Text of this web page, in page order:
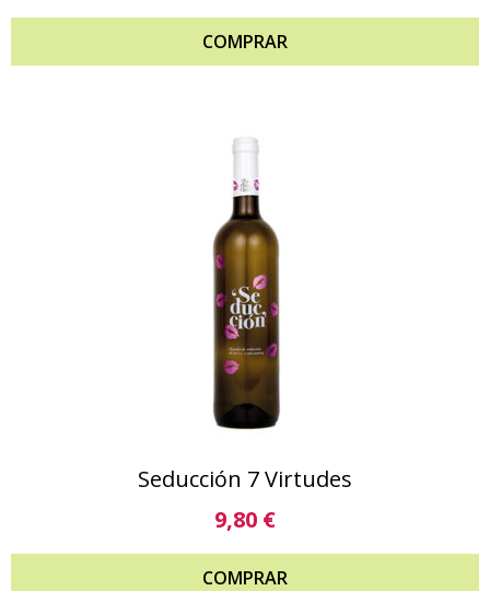
COMPRAR
Seducción 7 Virtudes
9,80 €
COMPRAR